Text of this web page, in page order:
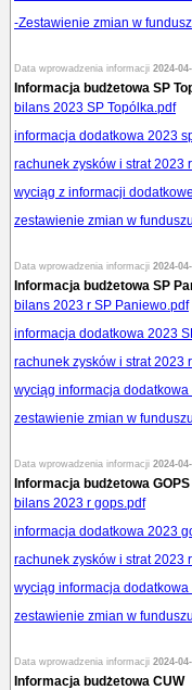
-Zestawienie zmian w
Data wprowadzenia informacji 2024-
Informacja budżetowa SP
bilans 2023 SP Topólka.pdf
informacja dodatkowa 2023
rachunek zysków i strat 2023
wyciąg z informacji
zestawienie zmian w
Data wprowadzenia informacji 2024-
Informacja budżetowa SP
bilans 2023 r SP Paniewo.pdf
informacja dodatkowa 2023
rachunek zysków i strat 2023
wyciąg informacja
zestawienie zmian w
Data wprowadzenia informacji 2024-
Informacja budżetowa GOPS
bilans 2023 r gops.pdf
informacja dodatkowa 2023
rachunek zysków i strat 2023
wyciąg informacja
zestawienie zmian w
Data wprowadzenia informacji 2024-
Informacja budżetowa CUW